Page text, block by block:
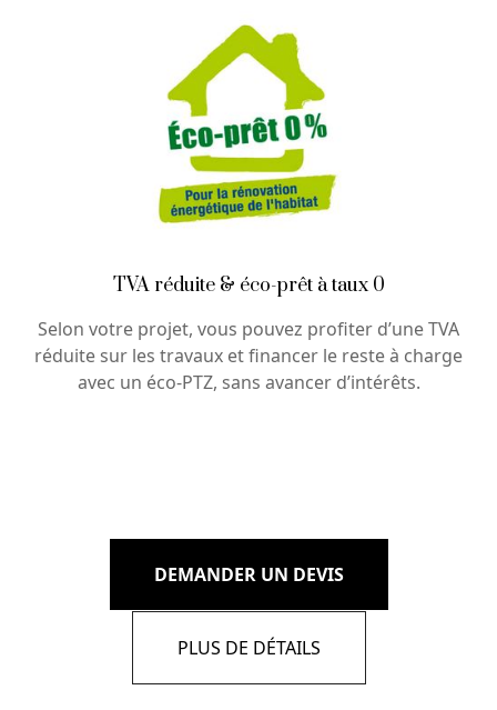
TVA réduite & éco-prêt à taux 0
Selon votre projet, vous pouvez profiter d’une TVA
réduite sur les travaux et financer le reste à charge
avec un éco-PTZ, sans avancer d’intérêts.
DEMANDER UN DEVIS
PLUS DE DÉTAILS